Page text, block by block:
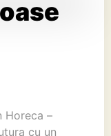
Horeca –
cu un